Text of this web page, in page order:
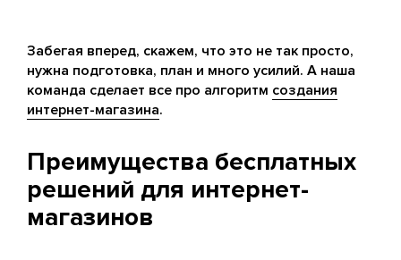
Забегая вперед, скажем, что это не так просто,
нужна подготовка, план и много усилий. А наша
команда сделает все про алгоритм создания
интернет-магазина.
Преимущества бесплатных
решений для интернет-
магазинов